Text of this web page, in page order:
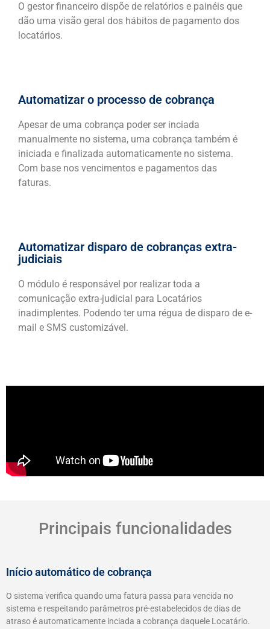
O gestor financeiro dispõe de relatórios e painéis que
dão uma visão geral dos hábitos de pagamento dos
locatários.
Automatizar o processo de cobrança
Apesar de uma cobrança poder ser inciada
manualmente no sistema, uma cobrança também é
iniciada e finalizada automaticamente no sistema.
Com base nos vencimentos e pagamentos das
faturas.
Automatizar disparo de cobranças extra-
judiciais
O módulo é responsável por realizar toda a
comunicação extra-judicial para Locatários
inadimplentes. Podendo ter uma régua de disparo de e-
mail e SMS customizável.
Principais funcionalidades
Início automático de cobrança
O sistema verifica quando uma fatura passa para vencida no
sistema e respeitando parâmetros pré-estabelecidos de dias de
atraso é automaticamente inciada a cobrança daquele Locatário.